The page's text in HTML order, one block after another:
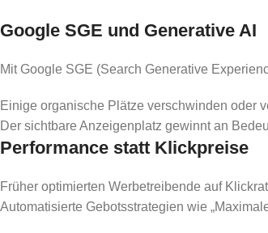
Google SGE und Generative AI
Mit Google SGE (Search Generative
Einige organische Plätze verschwinden oder
Der sichtbare Anzeigenplatz gewinnt an
Performance statt Klickpreise
Früher optimierten Werbetreibende auf
Automatisierte Gebotsstrategien wie